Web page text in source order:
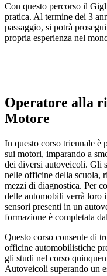
Con questo percorso il
pratica. Al termine dei 3
passaggio, si potrà
propria esperienza nel
Operatore alla
Motore
In questo corso triennale è
sui motori, imparando a
dei diversi autoveicoli. Gli
nelle officine della scuola,
mezzi di diagnostica. Per
delle automobili verrà loro
sensori presenti in un
formazione è completata
Questo corso consente di
officine automobilistiche
gli studi nel corso
Autoveicoli superando un